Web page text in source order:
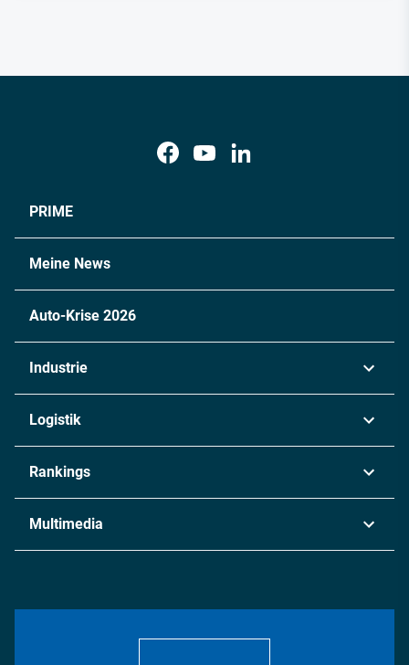
PRIME
Meine News
Auto-Krise 2026
Industrie
Chemie
Metall
Energie
Logistik
Rankings
Multimedia